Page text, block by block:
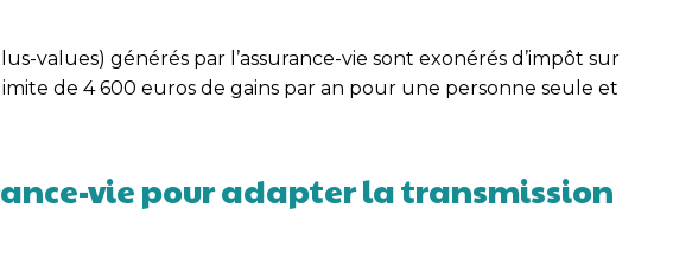
values) générés par l’assurance-vie sont exonérés d’impôt sur
de 4 600 euros de gains par an pour une personne seule et
vie pour adapter la transmission